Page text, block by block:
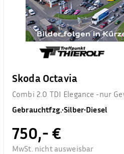
Skoda Octavia
Combi 2.0 TDI Elegance -nur
Gebrauchtfzg.•Silber•Diesel
750,- €
MwSt. nicht ausweisbar